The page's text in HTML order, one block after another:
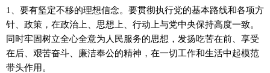
1、要有坚定不移的理想信念。要贯彻执行党的基本路线和各项方
针、政策，在政治上、思想上、行动上与党中央保持高度一致。
同时牢固树立全心全意为人民服务的思想，发扬吃苦在前、享受
在后、艰苦奋斗、廉洁奉公的精神，在一切工作和生活中起模范
带头作用。